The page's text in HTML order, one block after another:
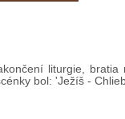
liturgie,
bol: 'Ježíš -